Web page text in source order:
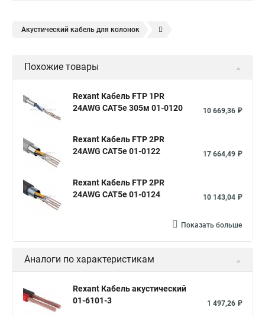
Акустический кабель для колонок
Подводящий провод динамика Акустический кабель медь
Акустические кабели 2.5 Провода для автозвука
Акустический кабель 1.5 Кабель сабвуферный
Похожие товары
Rexant Кабель FTP 1PR
24AWG CAT5e 305м 01-0120
10 669,36 ₽
Rexant Кабель FTP 2PR
24AWG CAT5e 01-0122
17 664,49 ₽
Rexant Кабель FTP 2PR
24AWG CAT5e 01-0124
10 143,04 ₽
Показать больше
Аналоги по характеристикам
Rexant Кабель акустический
01-6101-3
1 497,26 ₽